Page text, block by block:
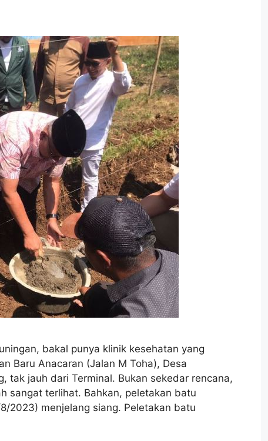
bakal punya klinik kesehatan yang
Baru Anacaran (Jalan M Toha), Desa
tak jauh dari Terminal. Bukan sekedar rencana,
sangat terlihat. Bahkan, peletakan batu
2023) menjelang siang. Peletakan batu